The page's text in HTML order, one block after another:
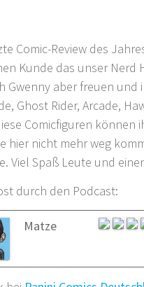
Comic-Review des
Kunde das unser Nerd
Gwenny aber freuen und
Ghost Rider, Arcade,
Comicfiguren können
hier nicht mehr weg
Viel Spaß Leute und
durch den Podcast:
Matze